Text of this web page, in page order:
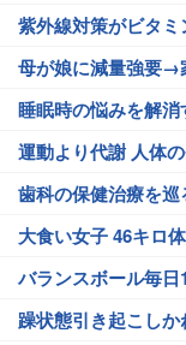
紫外線対策がビタ
母が娘に減量強要→
睡眠時の悩みを解
運動より代謝 人体
歯科の保健治療を巡
大食い女子 46キロ
バランスボール毎
躁状態引き起こし